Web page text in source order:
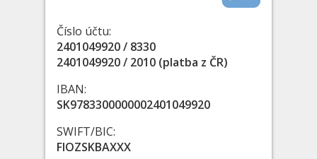
Číslo účtu:
2401049920 / 8330
2401049920 / 2010 (platba z ČR)
IBAN:
SK9783300000002401049920
SWIFT/BIC:
FIOZSKBAXXX